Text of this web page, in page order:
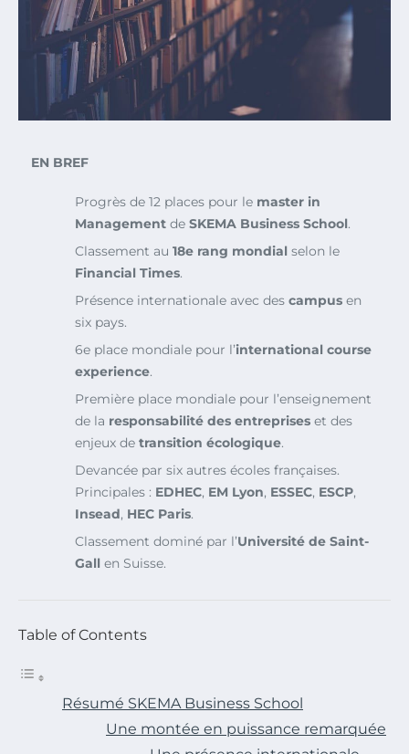
EN BREF
Progrès de 12 places pour le master in
Management de SKEMA Business School.
Classement au 18e rang mondial selon le
Financial Times.
Présence internationale avec des campus en
six pays.
6e place mondiale pour l’international course
experience.
Première place mondiale pour l’enseignement
de la responsabilité des entreprises et des
enjeux de transition écologique.
Devancée par six autres écoles françaises.
Principales : EDHEC, EM Lyon, ESSEC, ESCP,
Insead, HEC Paris.
Classement dominé par l’Université de Saint-
Gall en Suisse.
Table of Contents
Résumé SKEMA Business School
Une montée en puissance remarquée